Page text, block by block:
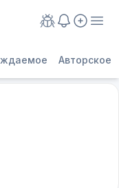
Авторское